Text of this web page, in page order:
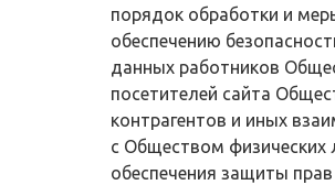
порядок обработки и
обеспечению
данных работников
посетителей сайта
контрагентов и иных
с Обществом физических
обеспечения защиты